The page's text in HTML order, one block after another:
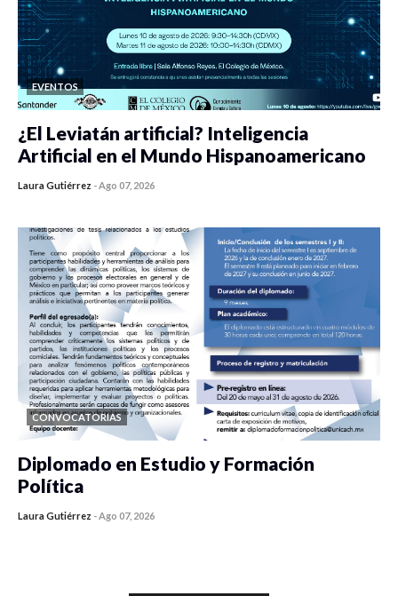
EVENTOS
¿El Leviatán artificial? Inteligencia
Artificial en el Mundo Hispanoamericano
Laura Gutiérrez -Ago 07, 2026
CONVOCATORIAS
Diplomado en Estudio y Formación
Política
Laura Gutiérrez -Ago 07, 2026